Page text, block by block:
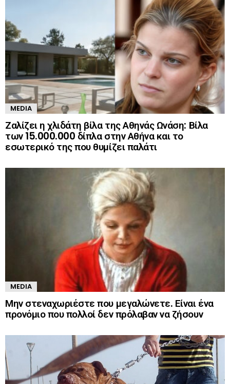
MEDIA
Ζαλίζει η χλιδάτη βίλα της Αθηνάς Ωνάση: Βίλα
των 15.000.000 δίπλα στην Αθήνα και το
εσωτερικό της που θυμίζει παλάτι
MEDIA
Μην στεναχωριέστε που μεγαλώνετε. Είναι ένα
προνόμιο που πολλοί δεν πρόλαβαν να ζήσουν